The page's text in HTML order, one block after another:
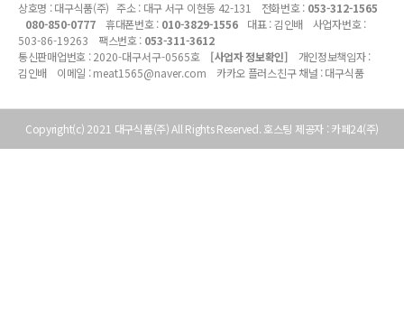
상호명 : 대구식품(주) 주소 : 대구 서구 이현동 42-131 전화번호 : 053-312-1565
080-850-0777 휴대폰번호 : 010-3829-1556대표 : 김인배 사업자번호 :
503-86-19263 팩스번호 : 053-311-3612
통신판매업번호 :2020-대구서구-0565호 [사업자 정보확인] 개인정보책임자 :
김인배 이메일 :meat1565@naver.com 카카오 플러스친구 채널 : 대구식품
Copyright(c) 2021 대구식품(주) All Rights Reserved. 호스팅 제공자 : 카페24(주)